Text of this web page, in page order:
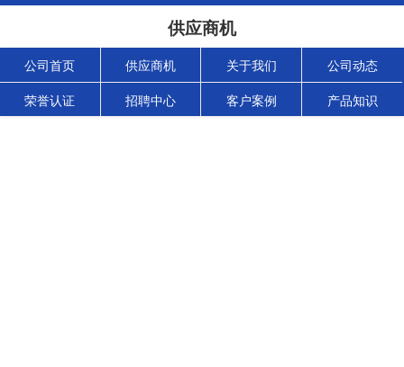
供应商机
公司首页 供应商机 关于我们 公司动态
荣誉认证 招聘中心 客户案例 产品知识